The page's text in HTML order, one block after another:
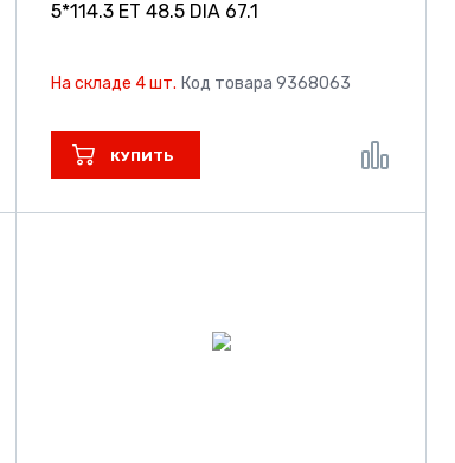
5*114.3 ET 48.5 DIA 67.1
На складе 4 шт. Код товара 9368063
КУПИТЬ